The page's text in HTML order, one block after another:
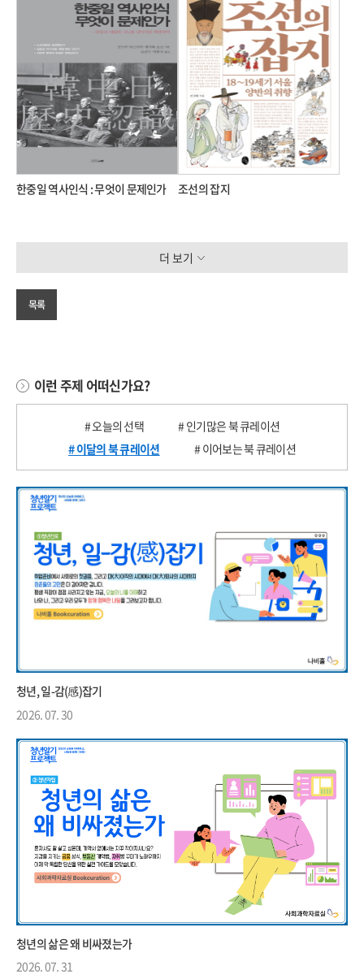
한중일 역사인식 : 무엇이 문제인가 조선의 잡지
더 보기
목록
이런 주제 어떠신가요?
# 오늘의 선택
# 인기많은 북 큐레이션
# 이달의 북 큐레이션
# 이어보는 북 큐레이션
청년, 일-감(感)잡기
2026. 07. 30
청년의 삶은 왜 비싸졌는가
2026. 07. 31